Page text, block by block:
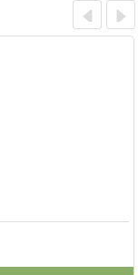
Prev Next